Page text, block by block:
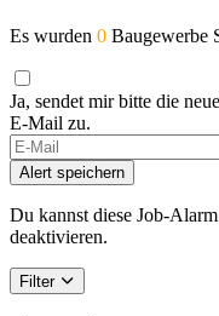
Es wurden 0 Baugewerbe
Ja, sendet mir bitte die
E-Mail zu.
Alert speichern
Du kannst diese Job-
deaktivieren.
Filter